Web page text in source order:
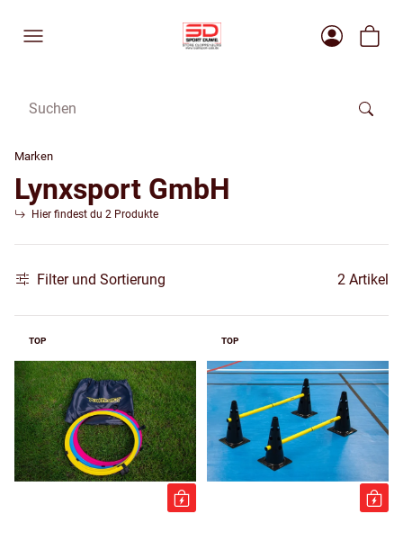
Marken
Lynxsport GmbH
Hier findest du 2 Produkte
Filter und Sortierung 2 Artikel
TOP TOP